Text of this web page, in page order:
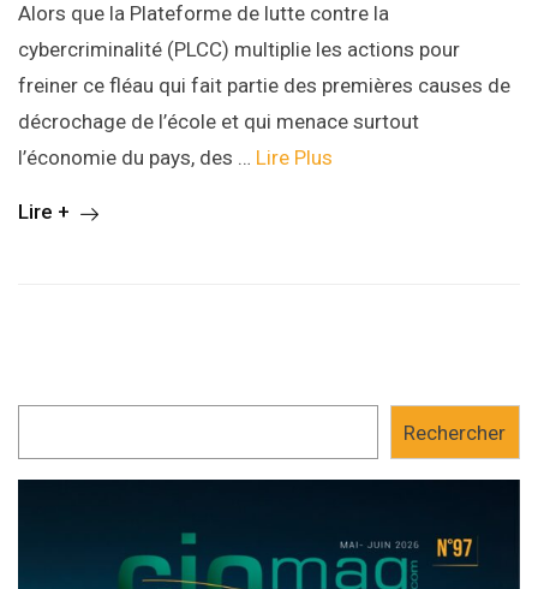
Alors que la Plateforme de lutte contre la
cybercriminalité (PLCC) multiplie les actions pour
freiner ce fléau qui fait partie des premières causes de
décrochage de l’école et qui menace surtout
l’économie du pays, des … Lire Plus
Lire +
Rechercher